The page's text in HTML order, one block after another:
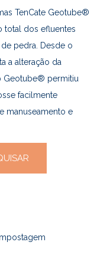
TenCate Geotube®
total dos efluentes
pedra. Desde o
a alteração da
Geotube® permitiu
facilmente
manuseamento e